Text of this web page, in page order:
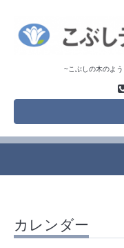
~こぶしの木のよ
カレンダー